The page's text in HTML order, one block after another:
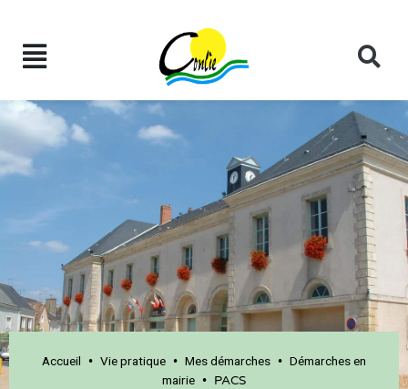
Accueil • Vie pratique • Mes démarches • Démarches en
mairie • PACS